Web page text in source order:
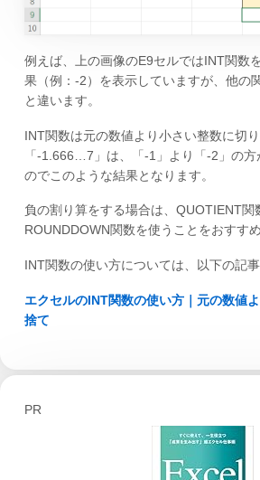
例えば、上の画像のE9セルではINT関数
果（例：-2）を表示していますが、他の
と違います。
INT関数は元の数値より小さい整数に切
「-1.666…7」は、「-1」より「-2」の方
のでこのような結果となります。
負の割り算をする場合は、QUOTIENT関
ROUNDDOWN関数を使うことをおすすめ
INT関数の使い方については、以下の記事
エクセルのINT関数の使い方｜元の数値
捨て
PR